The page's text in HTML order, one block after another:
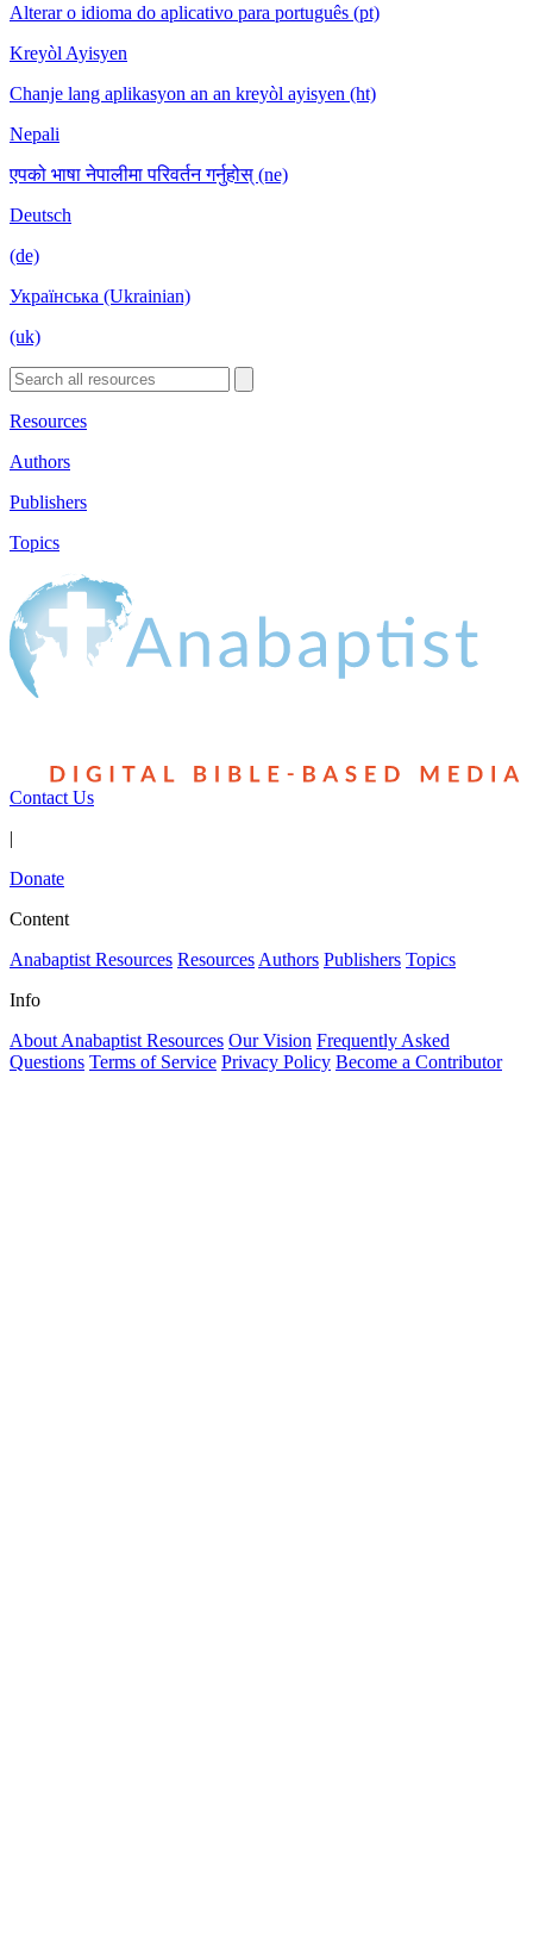
Alterar o idioma do aplicativo para português (pt)
Kreyòl Ayisyen
Chanje lang aplikasyon an an kreyòl ayisyen (ht)
Nepali
एपको भाषा नेपालीमा परिवर्तन गर्नुहोस् (ne)
Deutsch
(de)
Українська (Ukrainian)
(uk)
Resources
Authors
Publishers
Topics
Contact Us
|
Donate
Content
Anabaptist Resources Resources Authors Publishers Topics
Info
About Anabaptist Resources Our Vision Frequently Asked
Questions Terms of Service Privacy Policy Become a Contributor